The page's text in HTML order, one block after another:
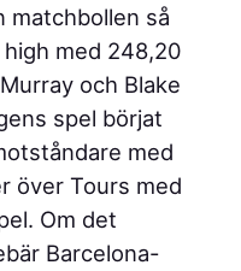
matchbollen så
med 248,20
och Blake
spel börjat
med
över Tours med
Om det
Barcelona-